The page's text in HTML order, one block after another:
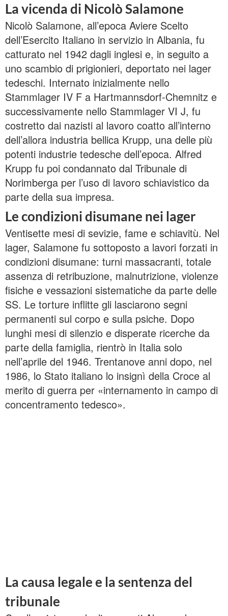
La vicenda di Nicolò Salamone
Nicolò Salamone, all’epoca Aviere Scelto
dell’Esercito Italiano in servizio in Albania, fu
catturato nel 1942 dagli inglesi e, in seguito a
uno scambio di prigionieri, deportato nei lager
tedeschi. Internato inizialmente nello
Stammlager IV F a Hartmannsdorf-Chemnitz e
successivamente nello Stammlager VI J, fu
costretto dai nazisti al lavoro coatto all’interno
dell’allora industria bellica Krupp, una delle più
potenti industrie tedesche dell’epoca. Alfred
Krupp fu poi condannato dal Tribunale di
Norimberga per l’uso di lavoro schiavistico da
parte della sua impresa.
Le condizioni disumane nei lager
Ventisette mesi di sevizie, fame e schiavitù. Nel
lager, Salamone fu sottoposto a lavori forzati in
condizioni disumane: turni massacranti, totale
assenza di retribuzione, malnutrizione, violenze
fisiche e vessazioni sistematiche da parte delle
SS. Le torture inflitte gli lasciarono segni
permanenti sul corpo e sulla psiche. Dopo
lunghi mesi di silenzio e disperate ricerche da
parte della famiglia, rientrò in Italia solo
nell’aprile del 1946. Trentanove anni dopo, nel
1986, lo Stato italiano lo insignì della Croce al
merito di guerra per «internamento in campo di
concentramento tedesco».
La causa legale e la sentenza del
tribunale